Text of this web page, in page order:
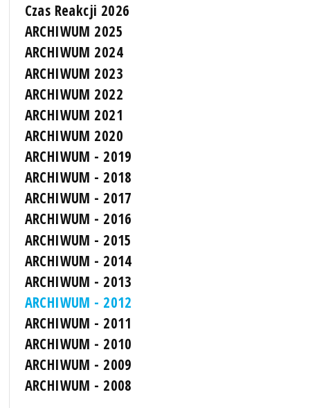
Czas Reakcji 2026
ARCHIWUM 2025
ARCHIWUM 2024
ARCHIWUM 2023
ARCHIWUM 2022
ARCHIWUM 2021
ARCHIWUM 2020
ARCHIWUM - 2019
ARCHIWUM - 2018
ARCHIWUM - 2017
ARCHIWUM - 2016
ARCHIWUM - 2015
ARCHIWUM - 2014
ARCHIWUM - 2013
ARCHIWUM - 2012
ARCHIWUM - 2011
ARCHIWUM - 2010
ARCHIWUM - 2009
ARCHIWUM - 2008